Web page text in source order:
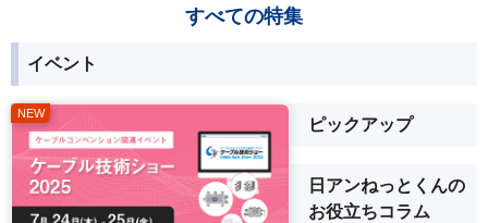
すべての特集
イベント
ピックアップ
日アンねっとくんの
お役立ちコラム